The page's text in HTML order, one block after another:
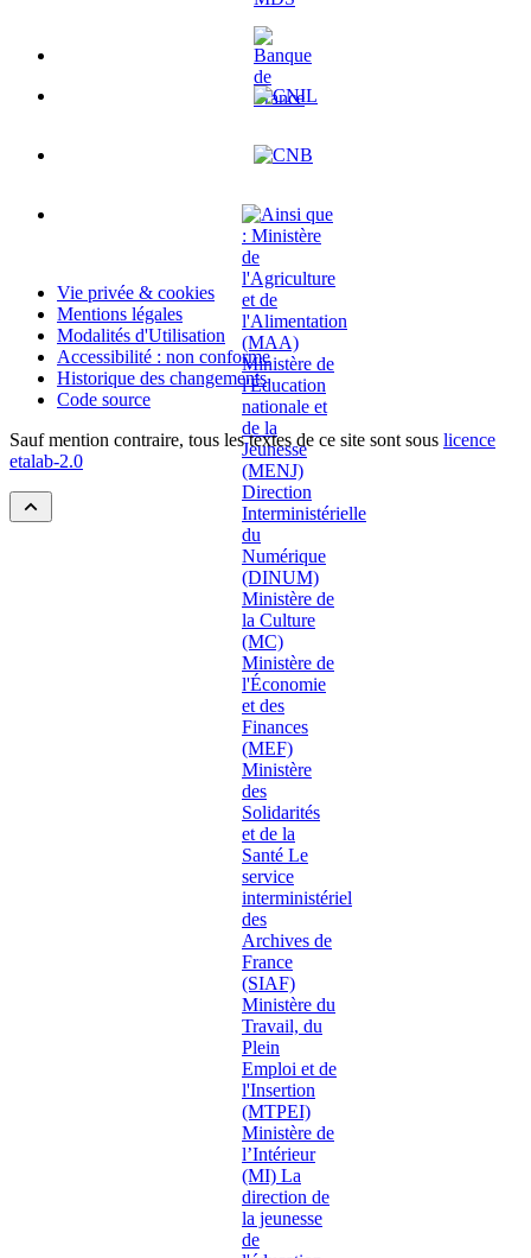
Vie privée & cookies
Mentions légales
Modalités d'Utilisation
Accessibilité : non conforme
Historique des changements
Code source
Sauf mention contraire, tous les textes de ce site sont sous licence
etalab-2.0